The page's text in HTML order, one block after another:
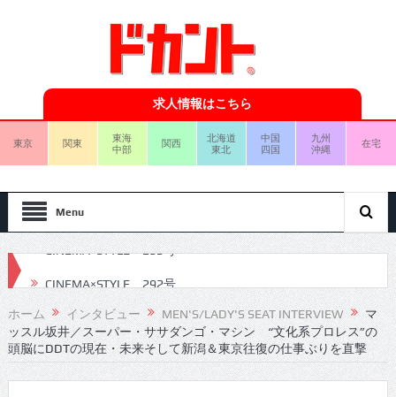
求人情報はこちら
東京 関東
東海
中部
関西
北海道
東北
中国
四国
九州
沖縄
在宅
Menu
CINEMA×STYLE 291号
CINEMA×STYLE 290号
CINEMA×STYLE 289号
ホーム インタビュー MEN'S/LADY'S SEAT INTERVIEW
マ
ッスル坂井／スーパー・ササダンゴ・マシン “文化系プロレス”の
頭脳にDDTの現在・未来そして新潟＆東京往復の仕事ぶりを直撃